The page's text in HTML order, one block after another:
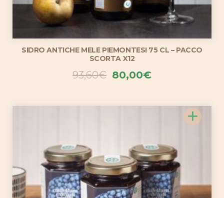
SIDRO ANTICHE MELE PIEMONTESI 75 CL – PACCO
SCORTA X12
93,60€ Il
80,00€Il
+